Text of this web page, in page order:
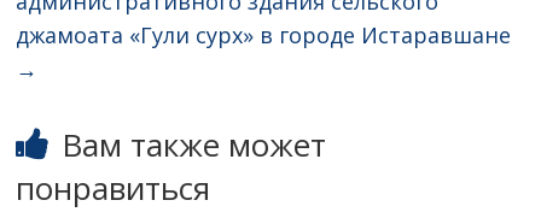
джамоата «Гули сурх» в городе Истаравшане
→
Вам также может
понравиться